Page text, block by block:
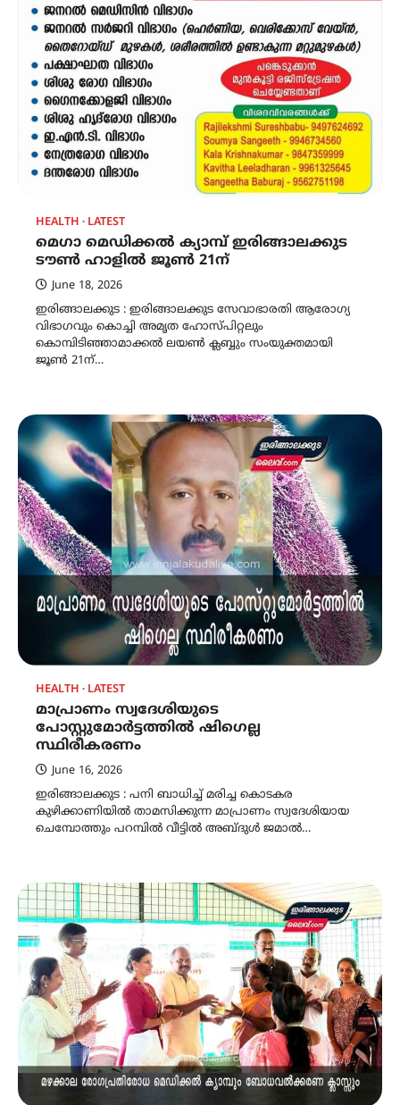
HEALTH LATEST
മെഗാ മെഡിക്കൽ ക്യാമ്പ് ഇരിങ്ങാലക്കുട
ടൗൺ ഹാളിൽ ജൂൺ 21ന്
June 18, 2026
ഇരിങ്ങാലക്കുട : ഇരിങ്ങാലക്കുട സേവാഭാരതി ആരോഗ്യ
വിഭാഗവും കൊച്ചി അമൃത ഹോസ്പിറ്റലും
കൊമ്പിടിഞ്ഞാമാക്കൽ ലയൺ ക്ലബ്ബും സംയുക്തമായി
ജൂൺ 21ന്…
HEALTH LATEST
മാപ്രാണം സ്വദേശിയുടെ
പോസ്റ്റുമോർട്ടത്തിൽ ഷിഗെല്ല
സ്ഥിരീകരണം
June 16, 2026
ഇരിങ്ങാലക്കുട : പനി ബാധിച്ച് മരിച്ച കൊടകര
കുഴിക്കാണിയിൽ താമസിക്കുന്ന മാപ്രാണം സ്വദേശിയായ
ചെമ്പോത്തും പറമ്പിൽ വീട്ടിൽ അബ്ദുൾ ജമാൽ…